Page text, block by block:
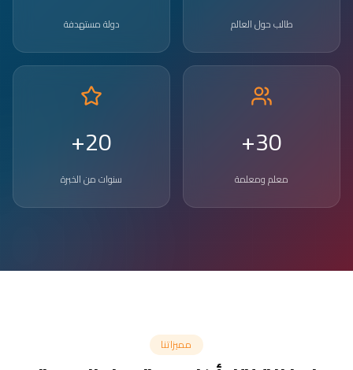
طالب حول العالم دولة مستهدفة
30+
معلم ومعلمة
20+
سنوات من الخبرة
مميزاتنا